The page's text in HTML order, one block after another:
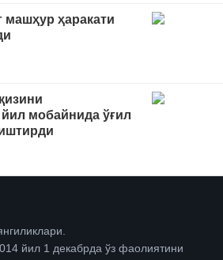
машҳур ҳаракати
мобайнида ўғил
йил 1 декабрда ўз фаолиятини